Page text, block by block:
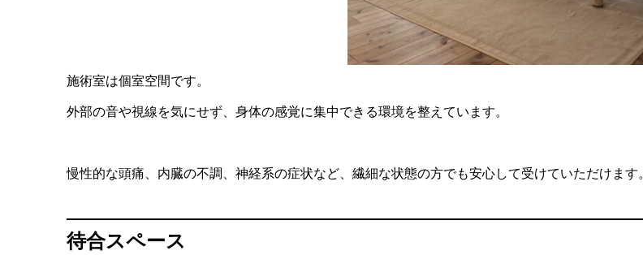
施術室は個室空間です。
外部の音や視線を気にせず、身体の感覚に集中できる環境を整えています。
慢性的な頭痛、内臓の不調、神経系の症状など、繊細な状態の方でも安心して受けていただけます。
待合スペース